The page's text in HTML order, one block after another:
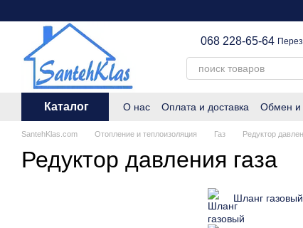
068 228-65-64
Каталог О нас Оплата и доставка Обмен и
SantehKlas.com Отопление и теплоизоляция Газ Редуктор
Редуктор давления газа
Шланг газовый